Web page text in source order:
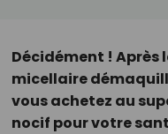
Décidément ! Après
micellaire
vous achetez au
nocif pour votre